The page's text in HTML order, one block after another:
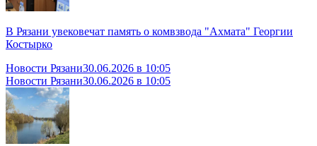
В Рязани увековечат память о комвзвода "Ахмата" Георгии
Костырко
Новости Рязани30.06.2026 в 10:05
Новости Рязани30.06.2026 в 10:05